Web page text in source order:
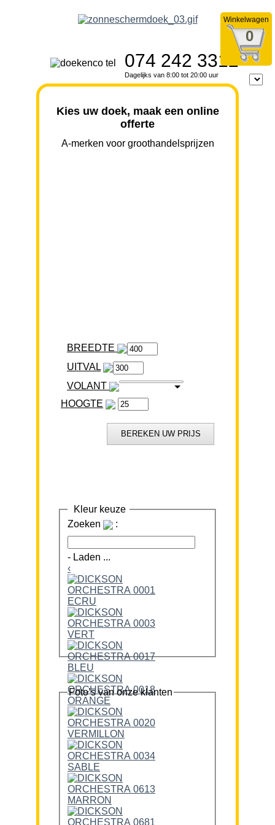
Winkelwagen
0
074 242 3312
Dagelijks van 8:00 tot 20:00 uur
Kies uw doek, maak een online
offerte
A-merken voor groothandelsprijzen
BREEDTE
VOLANT
HOOGTE
Kleur keuze
Zoeken
:
- Laden ...
‹
Foto’s van onze klanten